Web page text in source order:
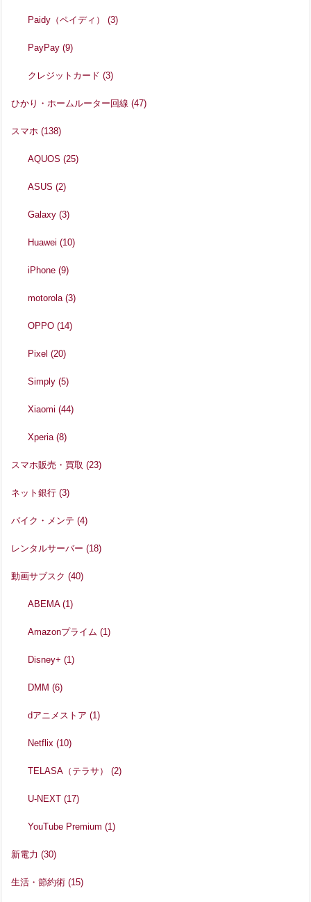
Paidy（ペイディ）(3)
PayPay(9)
クレジットカード(3)
ひかり・ホームルーター回線 (47)
スマホ (138)
AQUOS(25)
ASUS(2)
Galaxy(3)
Huawei(10)
iPhone(9)
motorola(3)
OPPO(14)
Pixel(20)
Simply(5)
Xiaomi(44)
Xperia(8)
スマホ販売・買取 (23)
ネット銀行 (3)
バイク・メンテ (4)
レンタルサーバー (18)
動画サブスク (40)
ABEMA(1)
Amazonプライム(1)
Disney+(1)
DMM(6)
dアニメストア(1)
Netflix(10)
TELASA（テラサ）(2)
U-NEXT(17)
YouTube Premium(1)
新電力 (30)
生活・節約術 (15)